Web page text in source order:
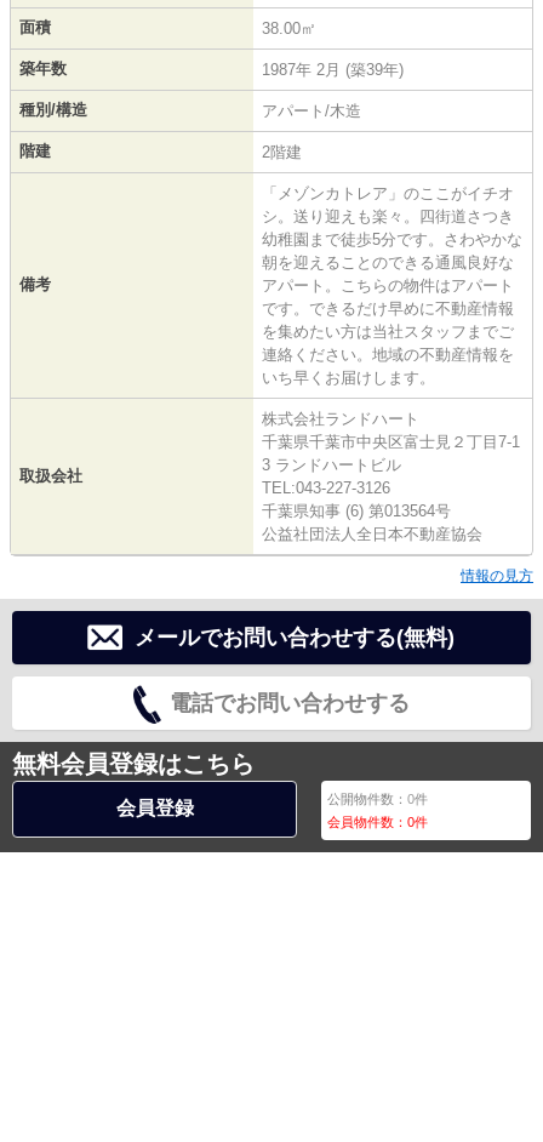
面積 38.00㎡
築年数 1987年 2月 (築39年)
種別/構造 アパート/木造
階建 2階建
備考
「メゾンカトレア」のここがイチオ
シ。送り迎えも楽々。四街道さつき
幼稚園まで徒歩5分です。さわやかな
朝を迎えることのできる通風良好な
アパート。こちらの物件はアパート
です。できるだけ早めに不動産情報
を集めたい方は当社スタッフまでご
連絡ください。地域の不動産情報を
いち早くお届けします。
取扱会社
株式会社ランドハート
千葉県千葉市中央区富士見２丁目7-1
3 ランドハートビル
TEL:043-227-3126
千葉県知事 (6) 第013564号
公益社団法人全日本不動産協会
情報の見方
メールでお問い合わせする(無料)
電話でお問い合わせする
無料会員登録はこちら
会員登録 公開物件数：0件
会員物件数：0件